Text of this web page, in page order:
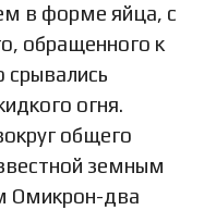
в форме яйца, с
обращенного к
срывались
огня.
общего
земным
Омикрон-два